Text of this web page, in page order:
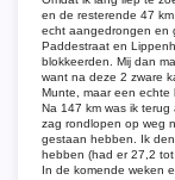
en de resterende 47
echt aangedrongen en
Paddestraat en
blokkeerden. Mij dan
want na deze 2 zware
Munte, maar een echte
Na 147 km was ik
zag rondlopen op weg
gestaan hebben. Ik
hebben (had er 27,2
In de komende weken